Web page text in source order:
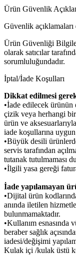
Ürün Güvenlik
Güvenlik açıklamaları
Ürün Güvenliği
olarak satıcılar
sorumluluğundadır.
İptal/İade Koşulları
Dikkat edilmesi
•İade edilecek
çizik veya herhangi bir
ürün ve
iade koşullarına
•Büyük desili
servis tarafından
tutanak tutulmaması
•İlgili yasa gereği
İade yapılamayan
•Dijital ürün
anında iletilen
bulunmamaktadır.
•Kullanım esnasında
beraber sağlık
iadesi/değişimi
Kulak içi /kulak üstü